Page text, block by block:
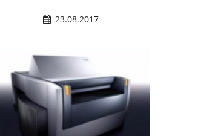
23.08.2017